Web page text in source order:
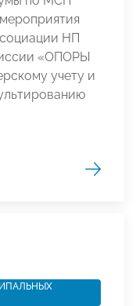
НП
«ОПОРЫ
учету и